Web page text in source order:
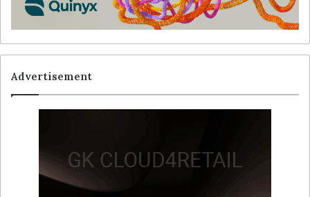
Advertisement